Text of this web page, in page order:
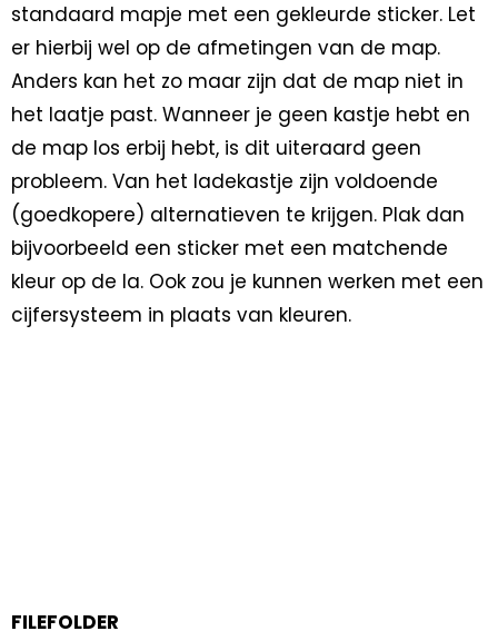
standaard mapje met een gekleurde sticker. Let
er hierbij wel op de afmetingen van de map.
Anders kan het zo maar zijn dat de map niet in
het laatje past. Wanneer je geen kastje hebt en
de map los erbij hebt, is dit uiteraard geen
probleem. Van het ladekastje zijn voldoende
(goedkopere) alternatieven te krijgen. Plak dan
bijvoorbeeld een sticker met een matchende
kleur op de la. Ook zou je kunnen werken met een
cijfersysteem in plaats van kleuren.
FILEFOLDER